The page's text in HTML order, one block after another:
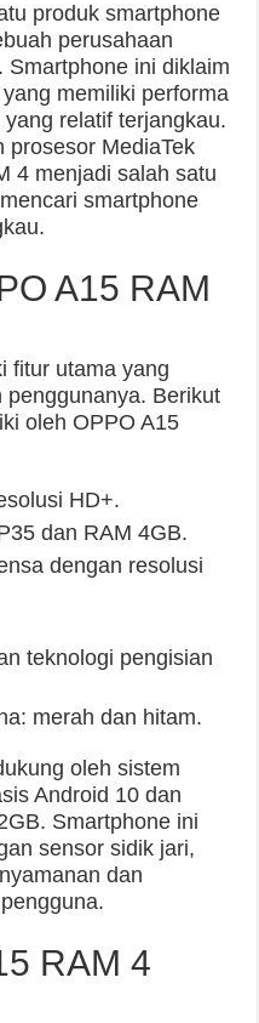
produk smartphone
perusahaan
Smartphone ini diklaim
memiliki performa
relatif terjangkau.
prosesor MediaTek
4 menjadi salah satu
smartphone
A15 RAM
fitur utama yang
penggunanya. Berikut
oleh OPPO A15
HD+.
dan RAM 4GB.
dengan resolusi
teknologi pengisian
merah dan hitam.
oleh sistem
Android 10 dan
Smartphone ini
sensor sidik jari,
dan
RAM 4